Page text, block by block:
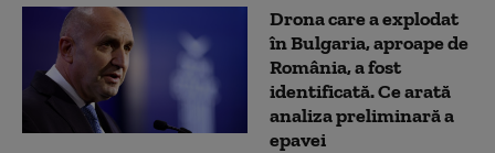
Drona care a explodat
în Bulgaria, aproape de
România, a fost
identificată. Ce arată
analiza preliminară a
epavei